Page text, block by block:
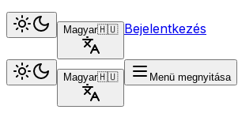
Magyar🇭🇺 Bejelentkezés
Magyar🇭🇺 Menü megnyitása